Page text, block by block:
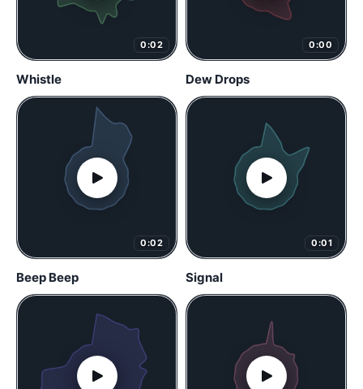
0:02
Whistle
0:00
Dew Drops
0:02
Beep Beep
0:01
Signal